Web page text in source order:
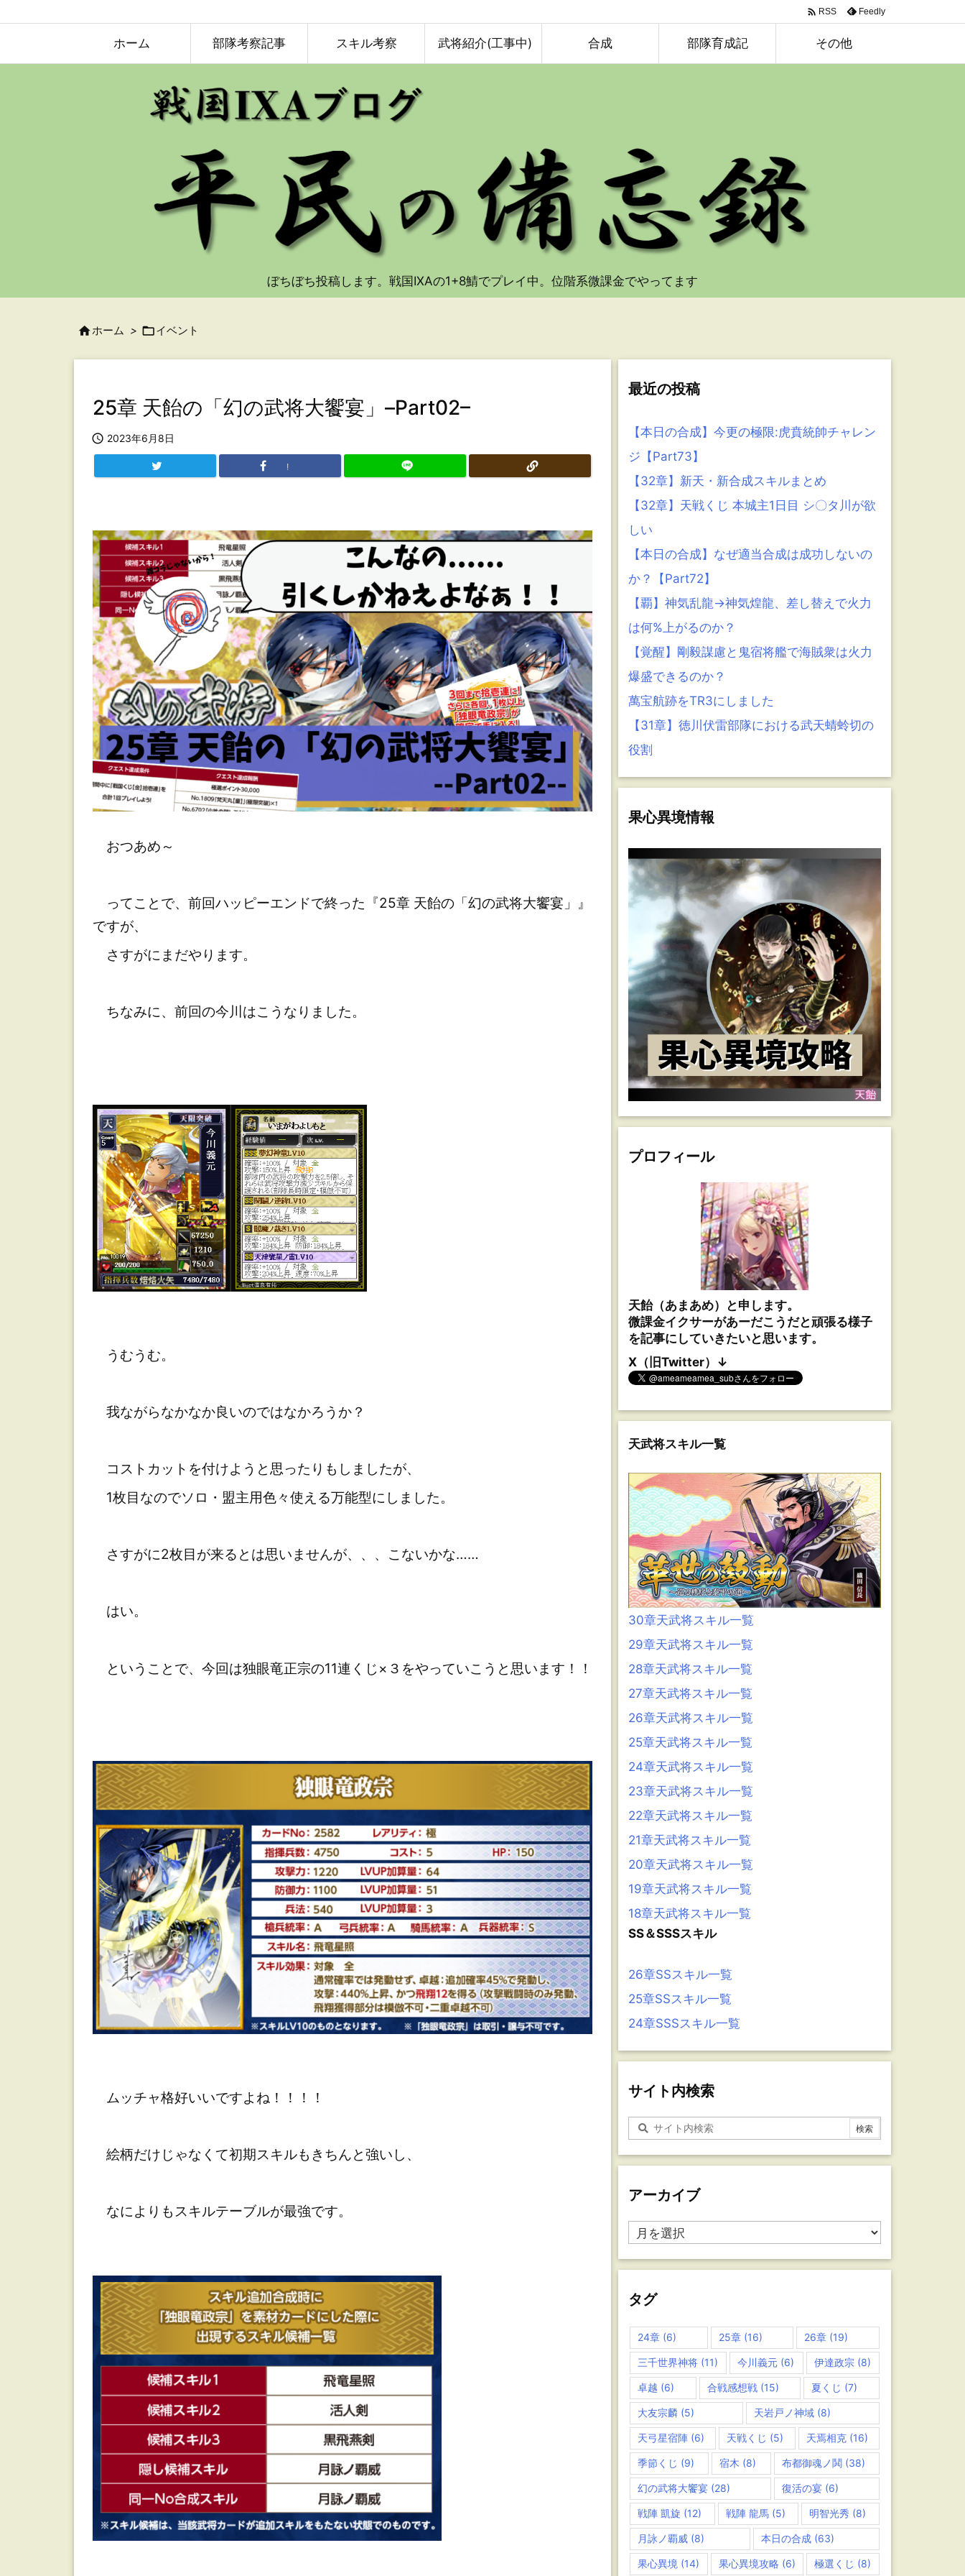
ホーム 部隊考察記事 スキル考察 武将紹介(工事中) 合成 部隊育成記 その他
 RSS Feedly
ぼちぼち投稿します。戦国IXAの1+8鯖でプレイ中。位階系微課金でやってます
ホーム > イベント
25章 天飴の「幻の武将大饗宴」–Part02–
 2023年6月8日
!
おつあめ～
ってことで、前回ハッピーエンドで終った『25章 天飴の「幻の武将大饗宴」』
ですが、
さすがにまだやります。
ちなみに、前回の今川はこうなりました。
うむうむ。
我ながらなかなか良いのではなかろうか？
コストカットを付けようと思ったりもしましたが、
1枚目なのでソロ・盟主用色々使える万能型にしました。
さすがに2枚目が来るとは思いませんが、、、こないかな……
はい。
ということで、今回は独眼竜正宗の11連くじ×３をやっていこうと思います！！
ムッチャ格好いいですよね！！！！
絵柄だけじゃなくて初期スキルもきちんと強いし、
なによりもスキルテーブルが最強です。
最近の投稿
【本日の合成】今更の極限:虎賁統帥チャレン
ジ【Part73】
【32章】新天・新合成スキルまとめ
【32章】天戦くじ 本城主1日目 シ〇タ川が欲
しい
【本日の合成】なぜ適当合成は成功しないの
か？【Part72】
【覇】神気乱龍→神気煌龍、差し替えで火力
は何%上がるのか？
【覚醒】剛毅謀慮と鬼宿将艦で海賊衆は火力
爆盛できるのか？
萬宝航跡をTR3にしました
【31章】徳川伏雷部隊における武天蜻蛉切の
役割
果心異境情報
プロフィール
天飴（あまあめ）と申します。
微課金イクサーがあーだこうだと頑張る様子
を記事にしていきたいと思います。
X（旧Twitter）↓
天武将スキル一覧
30章天武将スキル一覧
29章天武将スキル一覧
28章天武将スキル一覧
27章天武将スキル一覧
26章天武将スキル一覧
25章天武将スキル一覧
24章天武将スキル一覧
23章天武将スキル一覧
22章天武将スキル一覧
21章天武将スキル一覧
20章天武将スキル一覧
19章天武将スキル一覧
18章天武将スキル一覧
SS＆SSSスキル
26章SSスキル一覧
25章SSスキル一覧
24章SSSスキル一覧
サイト内検索
アーカイブ
ア
ー
カ
ブ
タグ
24章 (6) 25章(16) 26章 (19)
三千世界神将 (11) 今川義元 (6) 伊達政宗(8)
卓越 (6) 合戦感想戦(15) 夏くじ (7)
大友宗麟 (5) 天岩戸ノ神域 (8)
天弓星宿陣 (6) 天戦くじ (5) 天焉相克(16)
季節くじ (9) 宿木 (8) 布都御魂ノ鬨(38)
幻の武将大饗宴 (28) 復活の宴 (6)
戦陣 凱旋 (12) 戦陣 龍馬(5) 明智光秀 (8)
月詠ノ覇威 (8) 本日の合成(63)
果心異境 (14) 果心異境攻略 (6) 極選くじ (8)